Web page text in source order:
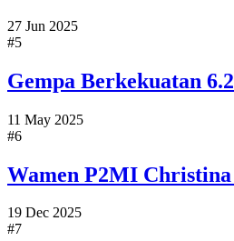
27 Jun 2025
#5
Gempa Berkekuatan
11 May 2025
#6
Wamen P2MI
19 Dec 2025
#7